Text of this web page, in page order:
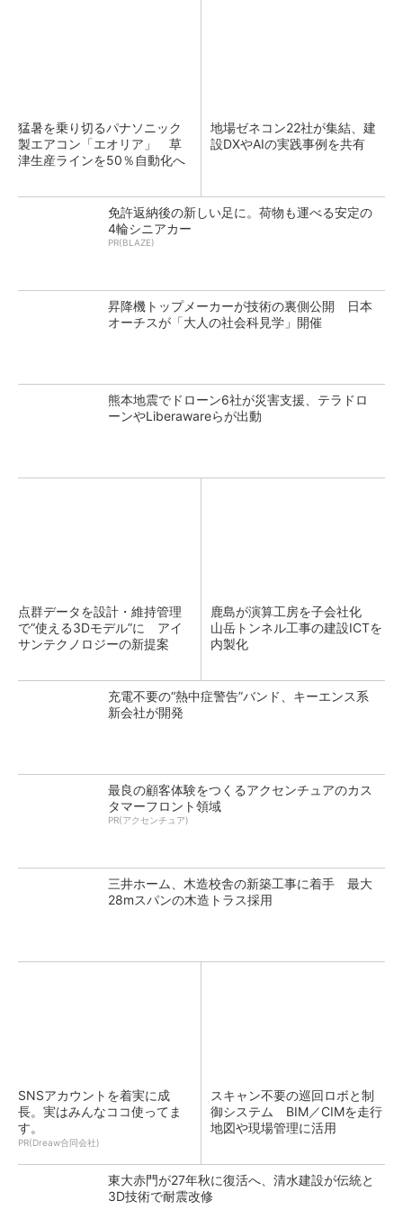
猛暑を乗り切るパナソニック
製エアコン「エオリア」 草
津生産ラインを50％自動化へ
地場ゼネコン22社が集結、建
設DXやAIの実践事例を共有
免許返納後の新しい足に。荷物も運べる安定の
4輪シニアカー
PR(BLAZE)
昇降機トップメーカーが技術の裏側公開 日本
オーチスが「大人の社会科見学」開催
熊本地震でドローン6社が災害支援、テラドロ
ーンやLiberawareらが出動
点群データを設計・維持管理
で“使える3Dモデル”に アイ
サンテクノロジーの新提案
鹿島が演算工房を子会社化
山岳トンネル工事の建設ICTを
内製化
充電不要の“熱中症警告”バンド、キーエンス系
新会社が開発
最良の顧客体験をつくるアクセンチュアのカス
タマーフロント領域
PR(アクセンチュア)
三井ホーム、木造校舎の新築工事に着手 最大
28mスパンの木造トラス採用
SNSアカウントを着実に成
長。実はみんなココ使ってま
す。
PR(Dreaw合同会社)
スキャン不要の巡回ロボと制
御システム BIM／CIMを走行
地図や現場管理に活用
東大赤門が27年秋に復活へ、清水建設が伝統と
3D技術で耐震改修